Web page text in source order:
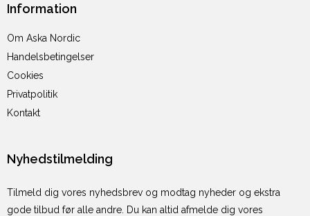
Information
Om Aska Nordic
Handelsbetingelser
Cookies
Privatpolitik
Kontakt
Nyhedstilmelding
Tilmeld dig vores nyhedsbrev og modtag nyheder og ekstra
gode tilbud før alle andre. Du kan altid afmelde dig vores